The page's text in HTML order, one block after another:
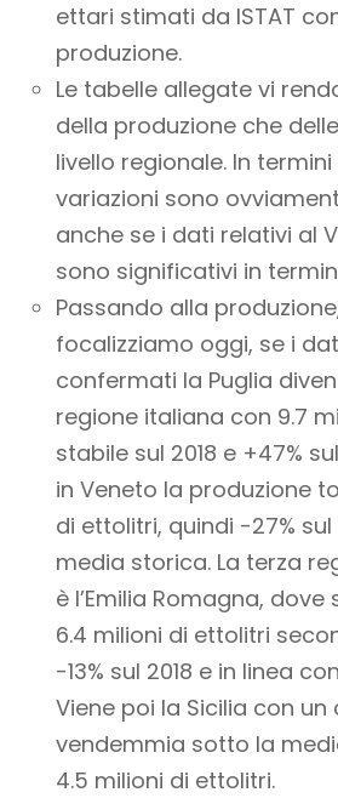
ettari stimati da ISTAT
produzione.
Le tabelle allegate vi
della produzione che
livello regionale. In
variazioni sono
anche se i dati relativi al
sono significativi in
Passando alla
focalizziamo oggi, se i
confermati la Puglia
regione italiana con 9.7
stabile sul 2018 e +47%
in Veneto la produzione
di ettolitri, quindi -27% sul
media storica. La terza
è l’Emilia Romagna,
6.4 milioni di ettolitri
-13% sul 2018 e in linea
Viene poi la Sicilia con un
vendemmia sotto la
4.5 milioni di ettolitri.